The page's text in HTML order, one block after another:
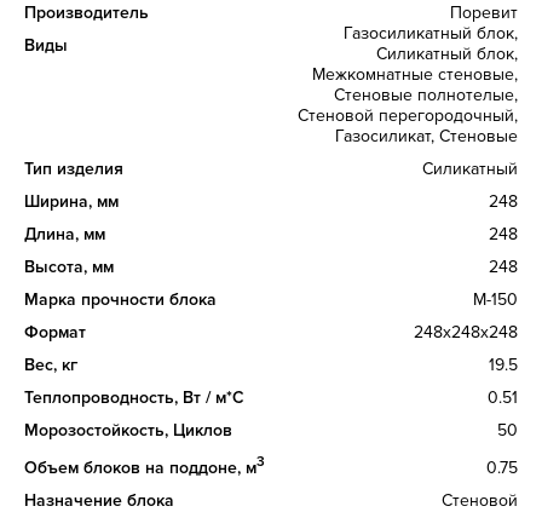
Производитель
Поревит
Виды
Газосиликатный блок,
Силикатный блок,
Межкомнатные стеновые,
Стеновые полнотелые,
Стеновой перегородочный,
Газосиликат, Стеновые
Тип изделия
Силикатный
Ширина, мм
248
Длина, мм
248
Высота, мм
248
Марка прочности блока
М-150
Формат
248x248x248
Вес, кг
19.5
Теплопроводность, Вт / м*С
0.51
Морозостойкость, Циклов
50
Объем блоков на поддоне, м3
0.75
Назначение блока
Стеновой